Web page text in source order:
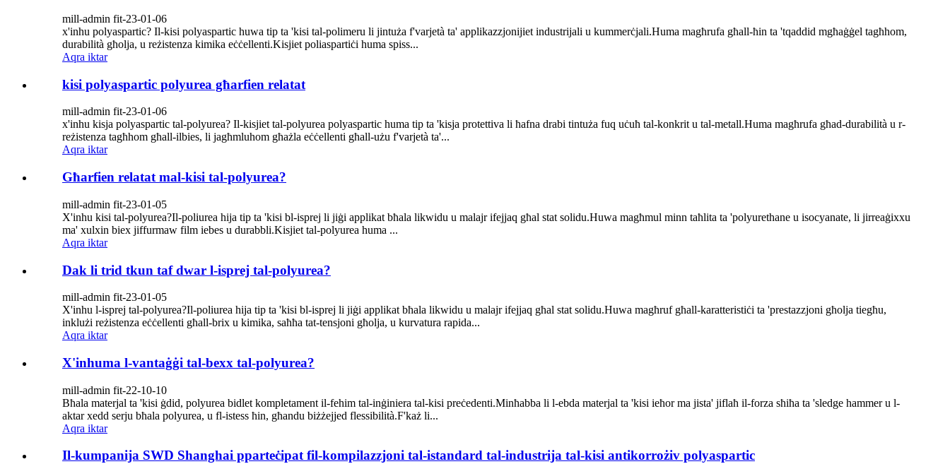
mill-admin fit-23-01-06
x'inhu polyaspartic? Il-kisi polyaspartic huwa tip ta 'kisi tal-polimeru li jintuża f'varjetà ta' applikazzjonijiet industrijali u kummerċjali.Huma magħrufa għall-ħin ta 'tqaddid mgħaġġel tagħhom,
durabilità għolja, u reżistenza kimika eċċellenti.Kisjiet poliaspartiċi huma spiss...
Aqra iktar
kisi polyaspartic polyurea għarfien relatat
mill-admin fit-23-01-06
x'inhu kisja polyaspartic tal-polyurea? Il-kisjiet tal-polyurea polyaspartic huma tip ta 'kisja protettiva li ħafna drabi tintuża fuq uċuħ tal-konkrit u tal-metall.Huma magħrufa għad-durabilità u r-
reżistenza tagħhom għall-ilbies, li jagħmluhom għażla eċċellenti għall-użu f'varjetà ta'...
Aqra iktar
Għarfien relatat mal-kisi tal-polyurea?
mill-admin fit-23-01-05
X'inhu kisi tal-polyurea?Il-poliurea hija tip ta 'kisi bl-isprej li jiġi applikat bħala likwidu u malajr ifejjaq għal stat solidu.Huwa magħmul minn taħlita ta 'polyurethane u isocyanate, li jirreaġixxu
ma' xulxin biex jiffurmaw film iebes u durabbli.Kisjiet tal-polyurea huma ...
Aqra iktar
Dak li trid tkun taf dwar l-isprej tal-polyurea?
mill-admin fit-23-01-05
X'inhu l-isprej tal-polyurea?Il-poliurea hija tip ta 'kisi bl-isprej li jiġi applikat bħala likwidu u malajr ifejjaq għal stat solidu.Huwa magħruf għall-karatteristiċi ta 'prestazzjoni għolja tiegħu,
inklużi reżistenza eċċellenti għall-brix u kimika, saħħa tat-tensjoni għolja, u kurvatura rapida...
Aqra iktar
X'inhuma l-vantaġġi tal-bexx tal-polyurea?
mill-admin fit-22-10-10
Bħala materjal ta 'kisi ġdid, polyurea bidlet kompletament il-fehim tal-inġiniera tal-kisi preċedenti.Minħabba li l-ebda materjal ta 'kisi ieħor ma jista' jiflaħ il-forza sħiħa ta 'sledge hammer u l-
aktar xedd serju bħala polyurea, u fl-istess ħin, għandu biżżejjed flessibilità.F'każ li...
Aqra iktar
Il-kumpanija SWD Shanghai pparteċipat fil-kompilazzjoni tal-istandard tal-industrija tal-kisi antikorrożiv polyaspartic